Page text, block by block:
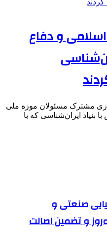
و دفاع
مشترک مسئولان موزه ملی
بنیاد ایران‌شناسی که با
صنعتی و
و تضمین اصالت